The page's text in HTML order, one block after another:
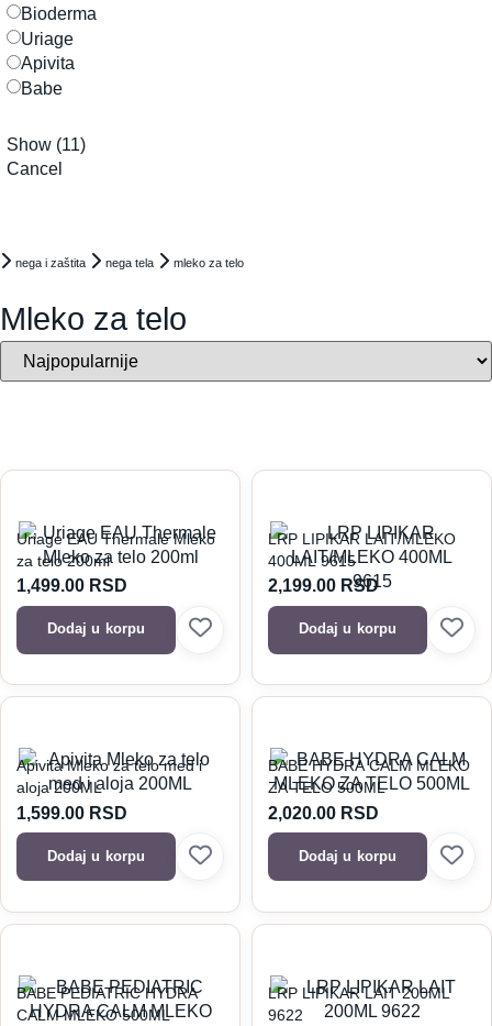
bioderma
uriage
apivita
babe
Show (11)
Cancel
nega i zaštita nega tela mleko za telo
Mleko za telo
Uriage EAU Thermale Mleko
za telo 200ml
1,499.00 RSD
Dodaj u korpu
LRP LIPIKAR LAIT/MLEKO
400ML 9615
2,199.00 RSD
Dodaj u korpu
Apivita Mleko za telo med i
aloja 200ML
1,599.00 RSD
Dodaj u korpu
BABE HYDRA CALM MLEKO
ZA TELO 500ML
2,020.00 RSD
Dodaj u korpu
BABE PEDIATRIC HYDRA
CALM MLEKO 500ML
LRP LIPIKAR LAIT 200ML
9622